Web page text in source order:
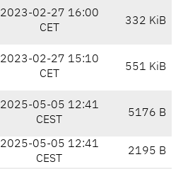
2023-02-27 16:00
CET
332 KiB
2023-02-27 15:10
CET
551 KiB
2025-05-05 12:41
CEST
5176 B
2025-05-05 12:41
CEST
2195 B